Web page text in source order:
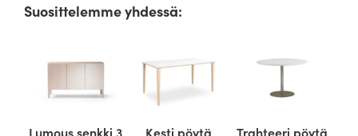
Suosittelemme yhdessä:
Lumous senkki 3 Kesti pöytä Trahteeri pöytä